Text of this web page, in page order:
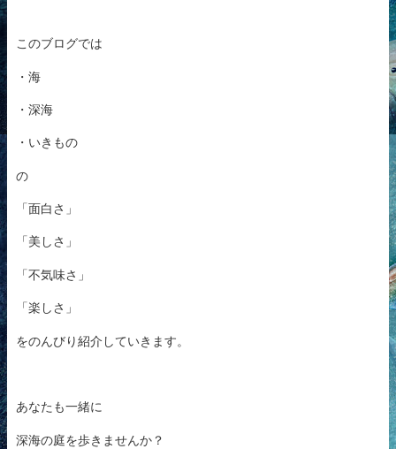
このブログでは
・海
・深海
・いきもの
の
「面白さ」
「美しさ」
「不気味さ」
「楽しさ」
をのんびり紹介していきます。
あなたも一緒に
深海の庭を歩きませんか？